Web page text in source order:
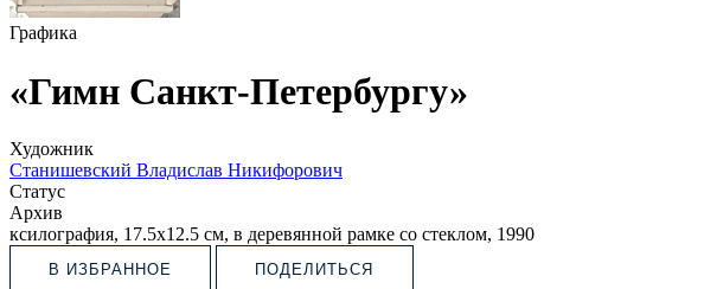
Графика
«Гимн Санкт-Петербургу»
Художник
Станишевский Владислав Никифорович
Статус
Архив
ксилография, 17.5х12.5 см, в деревянной рамке со стеклом, 1990
В ИЗБРАННОЕ ПОДЕЛИТЬСЯ